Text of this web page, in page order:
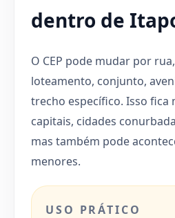
dentro de
O CEP pode mudar por
loteamento, conjunto,
trecho específico. Isso fica
capitais, cidades
mas também pode
menores.
USO PRÁTICO